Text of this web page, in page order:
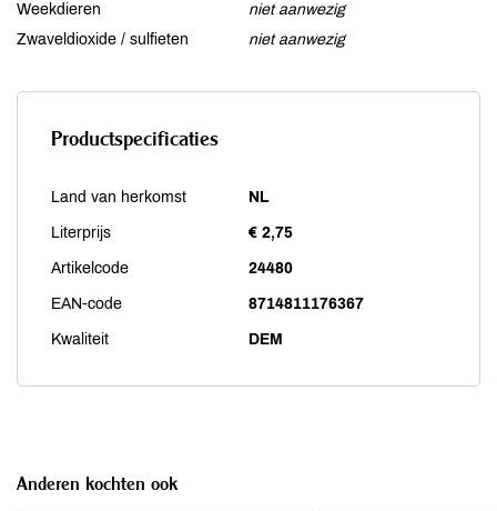
Weekdieren
niet aanwezig
Zwaveldioxide / sulfieten
niet aanwezig
Productspecificaties
Land van herkomst NL
Literprijs € 2,75
Artikelcode 24480
EAN-code 8714811176367
Kwaliteit DEM
Anderen kochten ook